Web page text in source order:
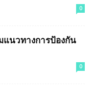
0
แนวทางการป้องกัน
0